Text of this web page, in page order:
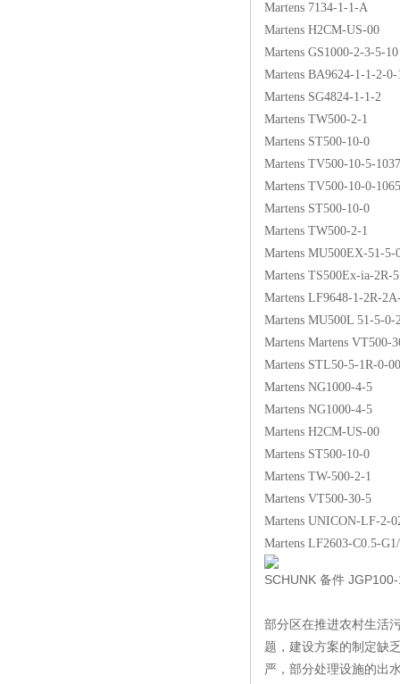
Martens 7134-1-1-A
Martens H2CM-US-00
Martens GS1000-2-3-5-10
Martens BA9624-1-1-2-0-
Martens SG4824-1-1-2
Martens TW500-2-1
Martens ST500-10-0
Martens TV500-10-5-1037
Martens TV500-10-0-1065
Martens ST500-10-0
Martens TW500-2-1
Martens MU500EX-51-5-
Martens TS500Ex-ia-2R-5
Martens LF9648-1-2R-
Martens MU500L 51-5-0-
Martens Martens VT500-
Martens STL50-5-1R-0-00
Martens NG1000-4-5
Martens NG1000-4-5
Martens H2CM-US-00
Martens ST500-10-0
Martens TW-500-2-1
Martens VT500-30-5
Martens UNICON-LF-2-
Martens LF2603-C0.5-
SCHUNK 备件
部分区在推进农村生活
题，建设方案的制定缺
严，部分处理设施的出